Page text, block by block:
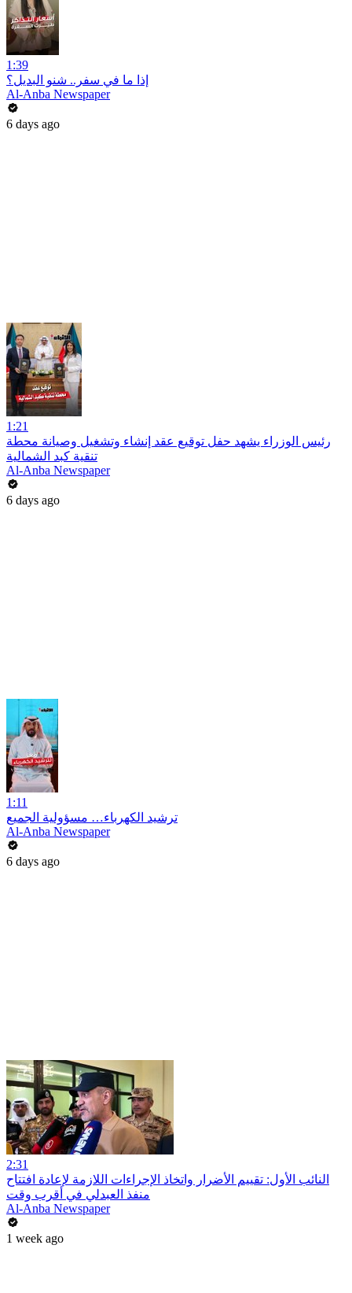
1:39
إذا ما في سفر.. شنو البديل؟
Al-Anba Newspaper
6 days ago
1:21
رئيس الوزراء يشهد حفل توقيع عقد إنشاء وتشغيل وصيانة محطة
تنقية كبد الشمالية
Al-Anba Newspaper
6 days ago
1:11
ترشيد الكهرباء… مسؤولية الجميع
Al-Anba Newspaper
6 days ago
2:31
النائب الأول: تقييم الأضرار واتخاذ الإجراءات اللازمة لإعادة افتتاح
منفذ العبدلي في أقرب وقت
Al-Anba Newspaper
1 week ago